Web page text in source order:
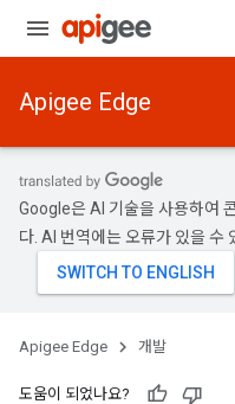
Apigee Edge
Google은 AI 기술을 사용하여
다. AI 번역에는 오류가 있을 수
Apigee Edge 개발
도움이 되었나요?